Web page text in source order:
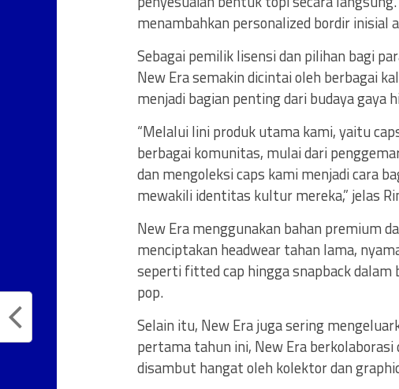
menambahkan personalized bordir inisial
Sebagai pemilik lisensi dan pilihan bagi
New Era semakin dicintai oleh berbagai
menjadi bagian penting dari budaya gaya
“Melalui lini produk utama kami, yaitu
berbagai komunitas, mulai dari
dan mengoleksi caps kami menjadi cara
mewakili identitas kultur mereka,” jelas
New Era menggunakan bahan premium
menciptakan headwear tahan lama,
seperti fitted cap hingga snapback dalam
pop.
Selain itu, New Era juga sering
pertama tahun ini, New Era
disambut hangat oleh kolektor dan